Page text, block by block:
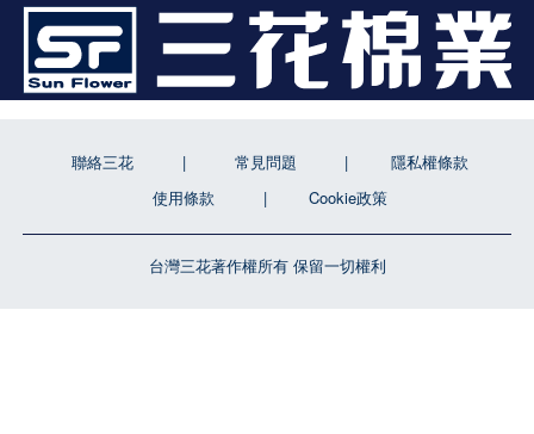
台灣三花著作權所有 保留一切權利
聯絡三花 常見問題
隱私權條款
使用條款
Cookie政策